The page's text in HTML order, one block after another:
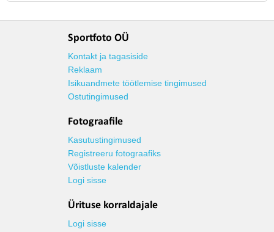
Sportfoto OÜ
Kontakt ja tagasiside
Reklaam
Isikuandmete töötlemise tingimused
Ostutingimused
Fotograafile
Kasutustingimused
Registreeru fotograafiks
Võistluste kalender
Logi sisse
Ürituse korraldajale
Logi sisse